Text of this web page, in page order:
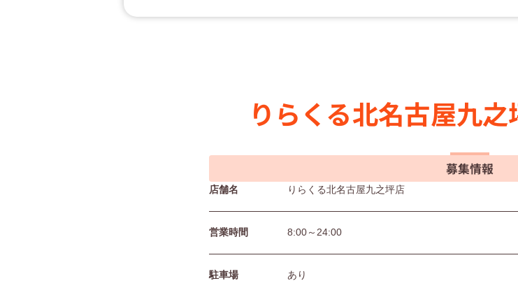
りらくる北名古屋九之
募集情報
店舗名 りらくる北名古屋九之坪店
営業時間 8:00～24:00
駐⾞場 あり